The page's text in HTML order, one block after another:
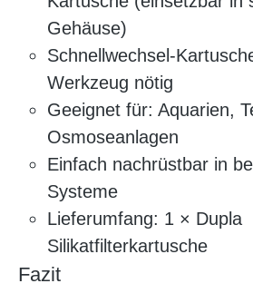
Gehäuse)
Schnellwechsel-
Werkzeug nötig
Geeignet für: Aquarien,
Osmoseanlagen
Einfach nachrüstbar in
Systeme
Lieferumfang: 1 × Dupla
Silikatfilterkartusche
Fazit